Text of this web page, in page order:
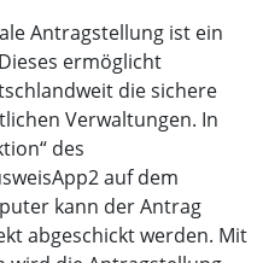
Antragstellung ist ein
ermöglicht
die sichere
Verwaltungen. In
des
auf dem
kann der Antrag
abgeschickt werden. Mit